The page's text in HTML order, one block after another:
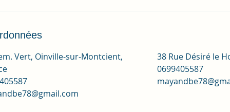
Vert, Oinville-sur-Montcient,
38 Rue Désiré le
0699405587